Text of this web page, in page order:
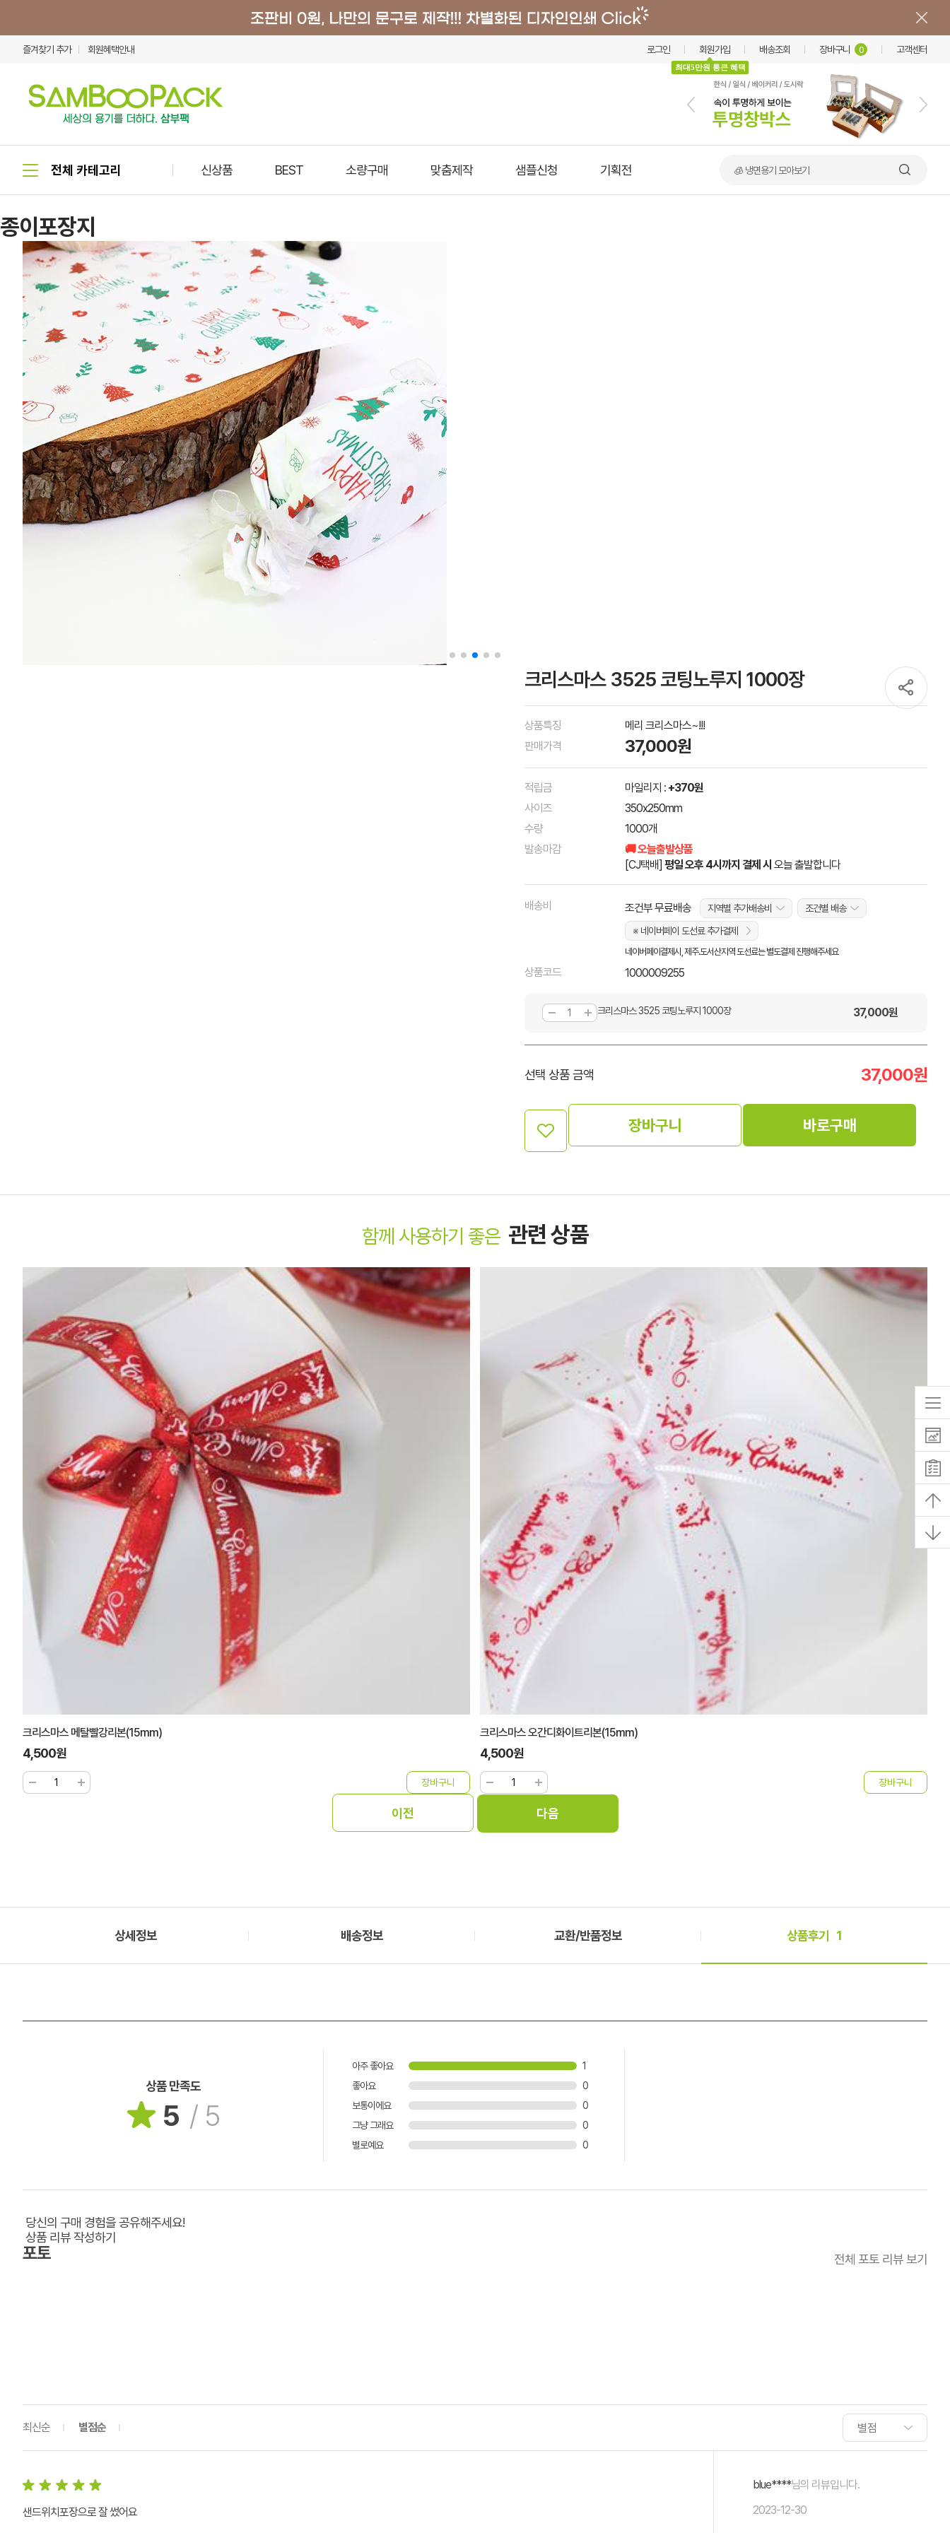
즐겨찾기 추가 회원혜택안내 로그인 회원가입
최대5만원 통큰 혜택
배송조회 장바구니 0 고객센터
신상품 BEST 소량구매 맞춤제작 샘플신청 기획전 🧊 냉면용기 모아보기
종이포장지
크리스마스 3525 코팅노루지 1000장
상품특징
메리 크리스마스~!!!
판매가격
37,000원
적립금 마일리지 : +370원
사이즈
350x250mm
수량
1000개
발송마감
🚚 오늘출발상품
[CJ택배] 평일 오후 4시까지 결제 시 오늘 출발합니다
배송비 조건부 무료배송 지역별 추가배송비
조건별 배송
※ 네이버페이 도선료 추가결제
네이버페이결제시, 제주.도서산지역 도선료는 별도결제 진행해주세요
상품코드 1000009255
크리스마스 3525 코팅노루지 1000장 37,000원
선택 상품 금액 37,000원
장바구니 바로구매
함께 사용하기 좋은 관련 상품
크리스마스 메탈빨강리본(15mm)
4,500원
크리스마스 오간디화이트리본(15mm)
4,500원
상세정보 배송정보 교환/반품정보 상품후기 1
상품 만족도
5 / 5
아주 좋아요
1
좋아요
0
보통이에요
0
그냥 그래요
0
별로예요
0
당신의 구매 경험을 공유해주세요!
상품 리뷰 작성하기
포토 전체 포토 리뷰 보기
최신순 별점순
샌드위치포장으로 잘 썼어요
blue****님의 리뷰입니다.
2023-12-30